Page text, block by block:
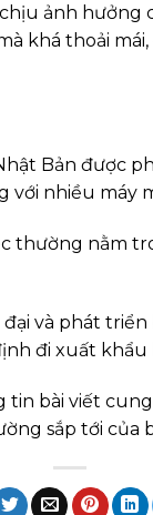
ảnh hưởng
khá thoải
Bản được
nhiều máy
thường nằm
và phát
đi xuất
bài viết
sắp tới của